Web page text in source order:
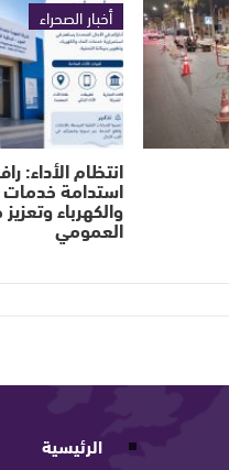
أخبار الصحراء
انتظام الأداء:
استدامة خدمات
والكهرباء
العمومي
الرئيسية